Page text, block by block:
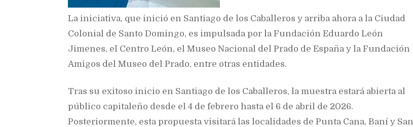
La iniciativa, que inició en Santiago de los Caballeros y arriba ahora a la Ciudad
Colonial de Santo Domingo, es impulsada por la Fundación Eduardo León
Jimenes, el Centro León, el Museo Nacional del Prado de España y la Fundación
Amigos del Museo del Prado, entre otras entidades.
Tras su exitoso inicio en Santiago de los Caballeros, la muestra estará abierta al
público capitaleño desde el 4 de febrero hasta el 6 de abril de 2026.
Posteriormente, esta propuesta visitará las localidades de Punta Cana, Baní y San